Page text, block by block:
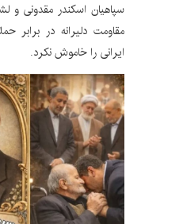
سپاهیان اسکندر مقدونی و
مقاومت دلیرانه در برابر
ایرانی را خاموش نکرد.